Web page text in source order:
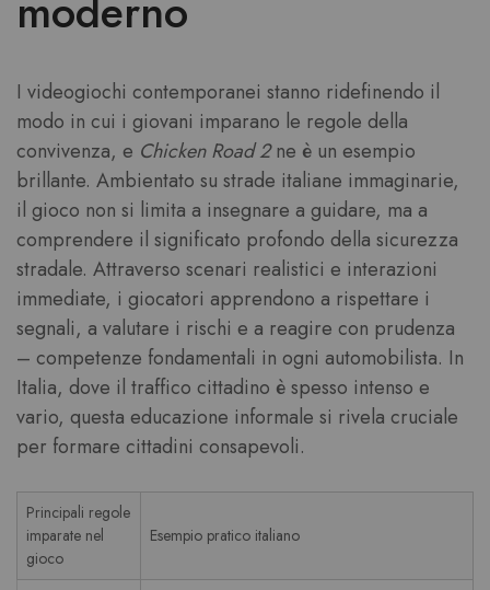
I videogiochi contemporanei stanno ridefinendo il
modo in cui i giovani imparano le regole della
convivenza, e Chicken Road 2ne è un esempio
brillante. Ambientato su strade italiane immaginarie,
il gioco non si limita a insegnare a guidare, ma a
comprendere il significato profondo della sicurezza
stradale. Attraverso scenari realistici e interazioni
immediate, i giocatori apprendono a rispettare i
segnali, a valutare i rischi e a reagire con prudenza
– competenze fondamentali in ogni automobilista. In
Italia, dove il traffico cittadino è spesso intenso e
vario, questa educazione informale si rivela cruciale
per formare cittadini consapevoli.
Principali regole
imparate nel
gioco
Esempio pratico italiano